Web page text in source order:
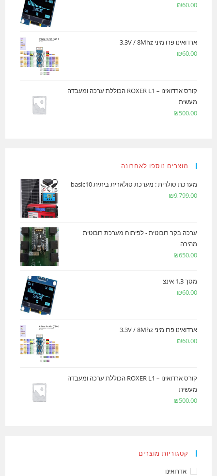
₪60.00
ארדואינו פרו מיני 3.3V / 8Mhz
₪60.00
קורס ארדואינו – ROXER L1 הכוללת ערכה ומעבדה
מעשית
₪500.00
מוצרים נוספו לאחרונה
מערכת סולרית : מערכת סולארית ביתית basic10
₪9,799.00
ערכה בקר רובוטית - לפיתוח מערכת רובוטית
מהירה
₪650.00
מסך 1.3 אינצ
₪60.00
ארדואינו פרו מיני 3.3V / 8Mhz
₪60.00
קורס ארדואינו – ROXER L1 הכוללת ערכה ומעבדה
מעשית
₪500.00
קטגוריות מוצרים
אדרואינו